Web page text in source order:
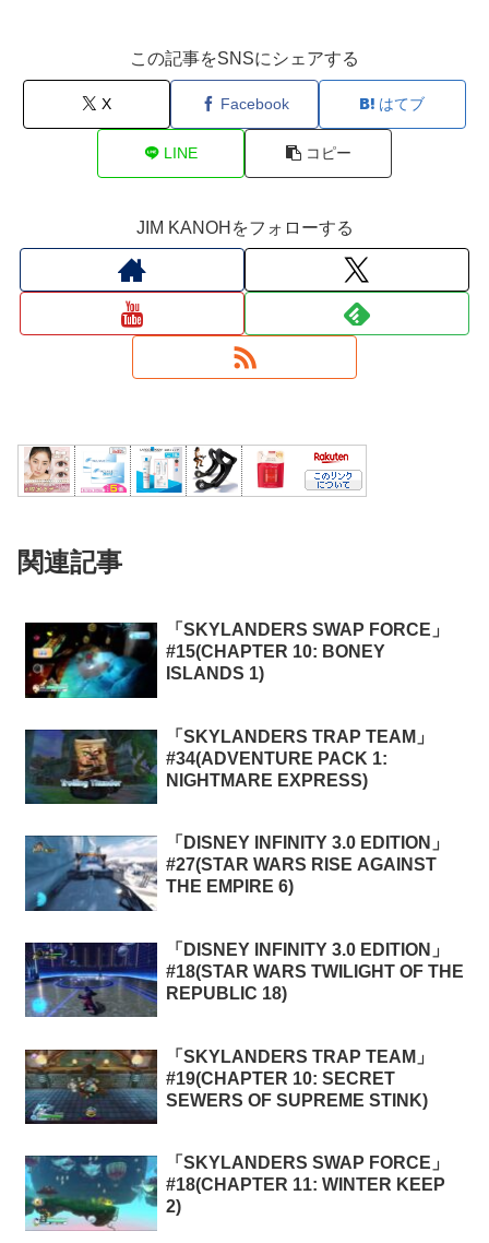
この記事をSNSにシェアする
X Facebook はてブ
LINE コピー
JIM KANOHをフォローする
関連記事
「SKYLANDERS SWAP FORCE」
#15(CHAPTER 10: BONEY
ISLANDS 1)
「SKYLANDERS TRAP TEAM」
#34(ADVENTURE PACK 1:
NIGHTMARE EXPRESS)
「DISNEY INFINITY 3.0 EDITION」
#27(STAR WARS RISE AGAINST
THE EMPIRE 6)
「DISNEY INFINITY 3.0 EDITION」
#18(STAR WARS TWILIGHT OF THE
REPUBLIC 18)
「SKYLANDERS TRAP TEAM」
#19(CHAPTER 10: SECRET
SEWERS OF SUPREME STINK)
「SKYLANDERS SWAP FORCE」
#18(CHAPTER 11: WINTER KEEP
2)